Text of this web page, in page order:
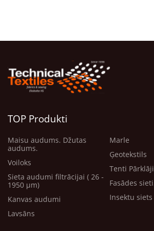
TOP Produkti
Maisu audums. Džutas
audums.
Voiloks
Sieta audumi filtrācijai ( 26 -
1950 μm)
Kanvas audumi
Lavsāns
Marle
Ģeotekstils
Tenti
Fasādes
Insektu siets